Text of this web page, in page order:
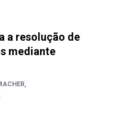
a resolução de
mediante